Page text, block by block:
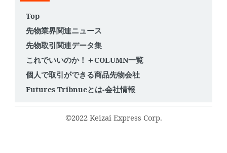
Top
先物業界関連ニュース
先物取引関連データ集
これでいいのか！＋COLUMN一覧
個人で取引ができる商品先物会社
Futures Tribnueとは-会社情報
©2022 Keizai Express Corp.